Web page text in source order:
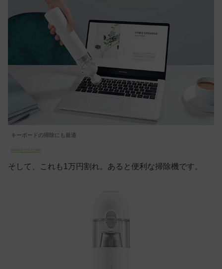
キーボードの掃除にも最適
www.mi.com
そして、これも1万円割れ。あると便利な掃除機です。